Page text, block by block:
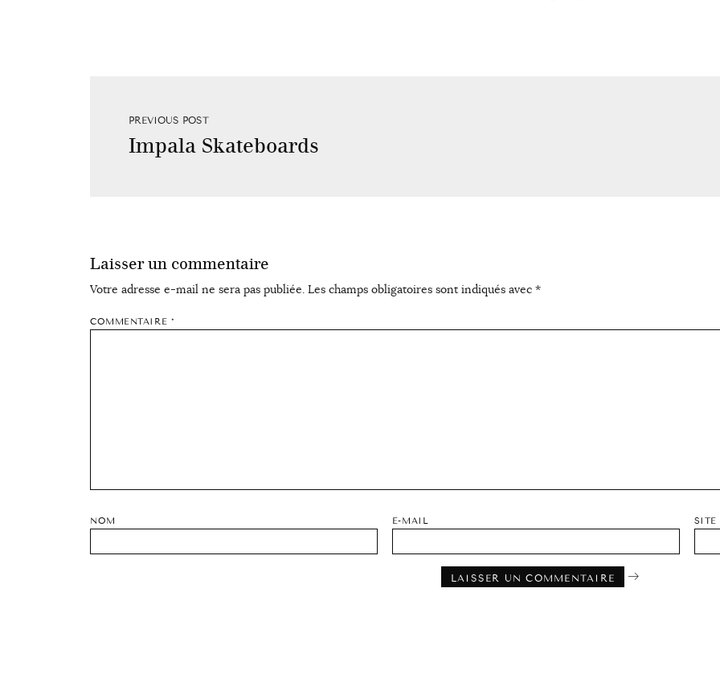
PREVIOUS POST
Impala Skateboards
Laisser un commentaire
Votre adresse e-mail ne sera pas publiée. Les champs obligatoires sont indiqués avec *
COMMENTAIRE *
NOM E-MAIL SITE